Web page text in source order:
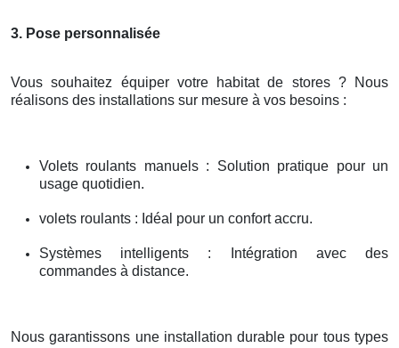
3. Pose personnalisée
Vous souhaitez équiper votre habitat de stores ? Nous
réalisons des installations sur mesure à vos besoins :
Volets roulants manuels : Solution pratique pour un
usage quotidien.
volets roulants : Idéal pour un confort accru.
Systèmes intelligents : Intégration avec des
commandes à distance.
Nous garantissons une installation durable pour tous types